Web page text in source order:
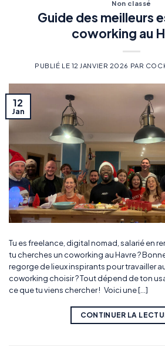
Non classé
Guide des meilleurs
coworking au
PUBLIÉ LE 12 JANVIER 2026 PAR
12
Jan
Tu es freelance, digital nomad, salarié en
tu cherches un coworking au Havre ?
regorge de lieux inspirants pour travailler
coworking choisir ? Tout dépend de ton
ce que tu viens chercher ! Voici une […]
CONTINUER LA